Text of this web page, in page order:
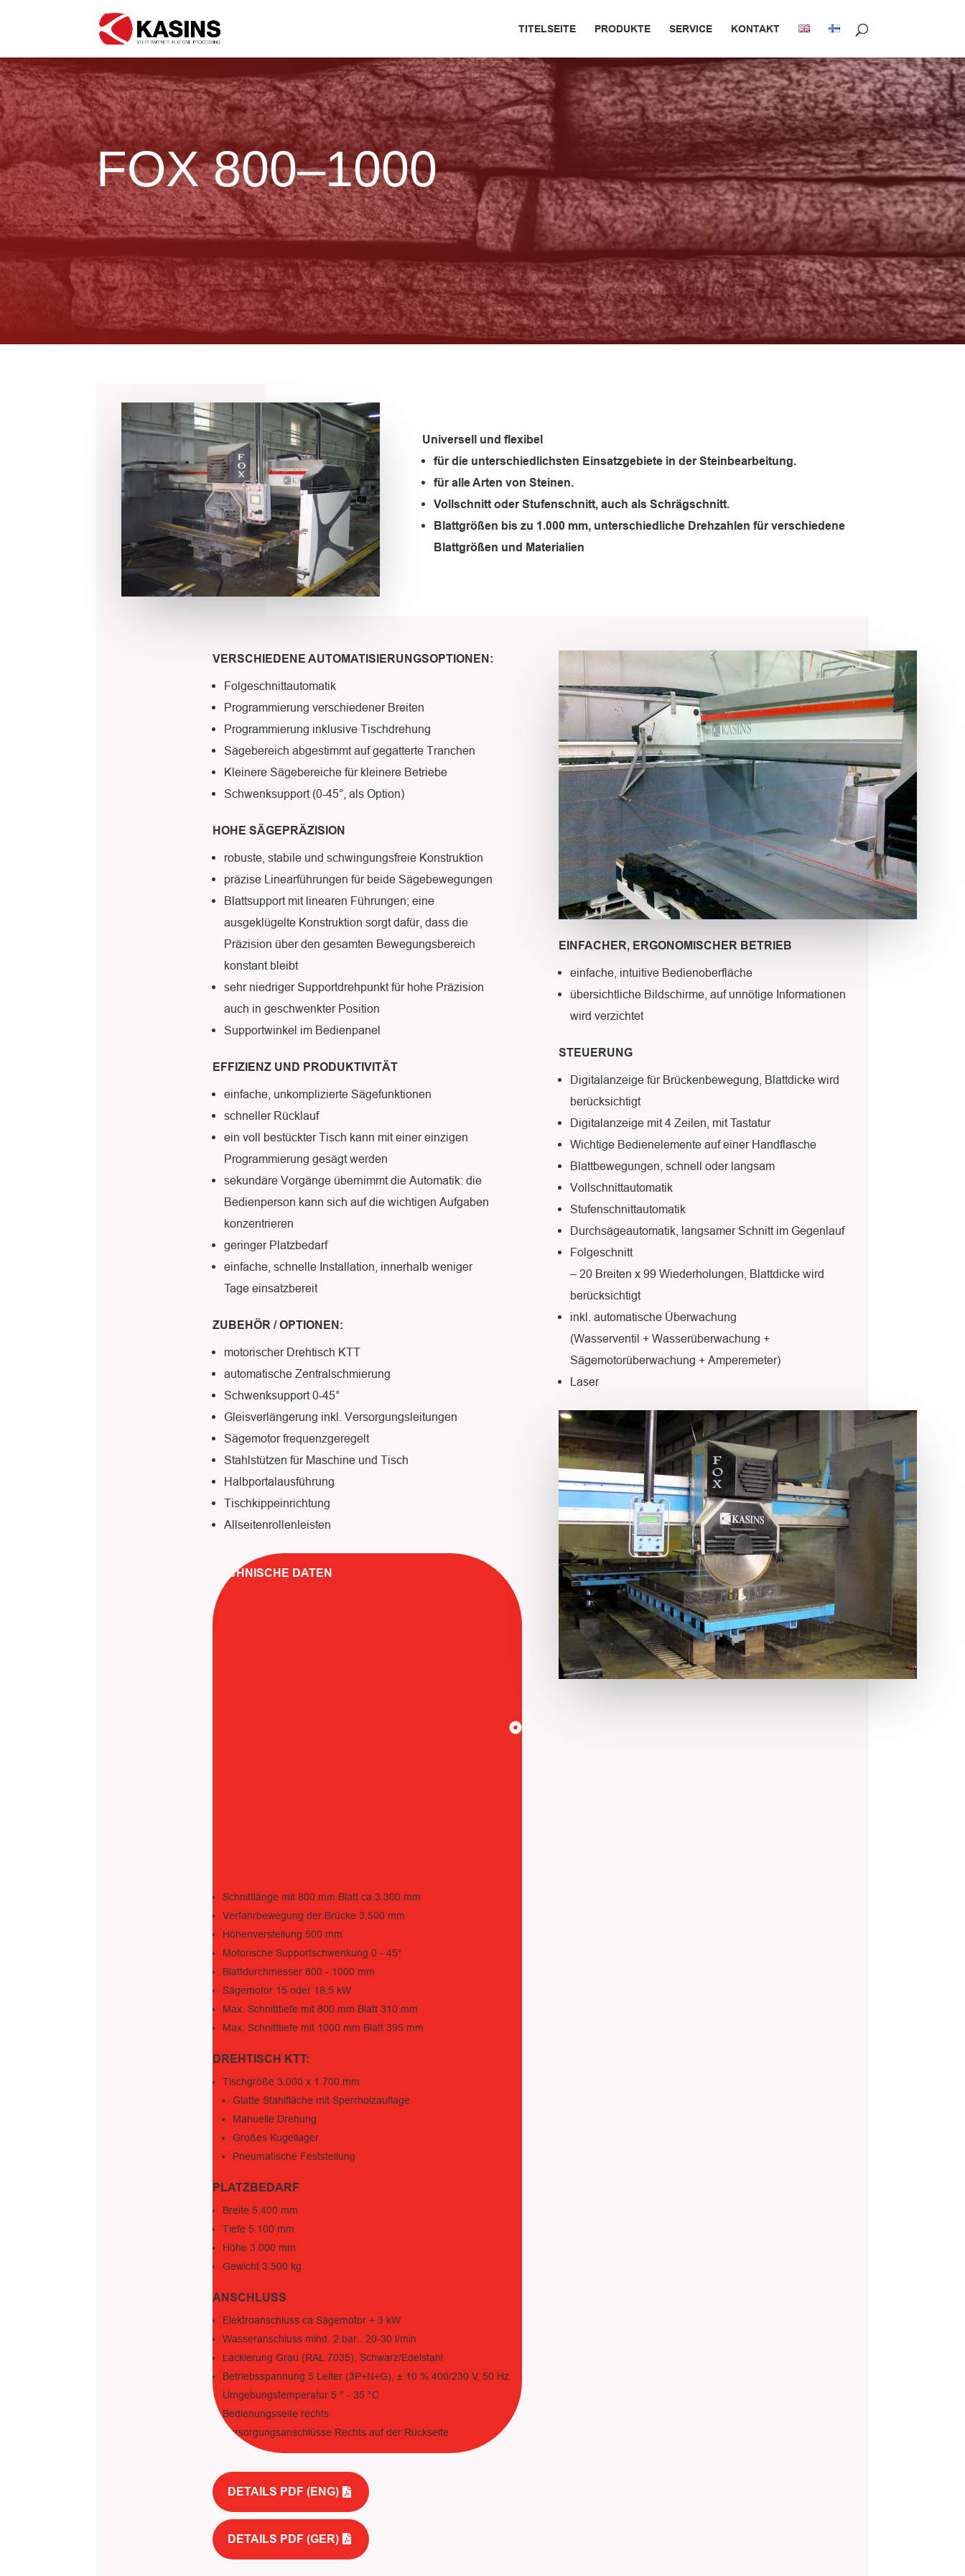
TITELSEITE PRODUKTE SERVICE KONTAKT
FOX 800–1000
Universell und flexibel
für die unterschiedlichsten Einsatzgebiete in der Steinbearbeitung.
für alle Arten von Steinen.
Vollschnitt oder Stufenschnitt, auch als Schrägschnitt.
Blattgrößen bis zu 1.000 mm, unterschiedliche Drehzahlen für verschiedene
Blattgrößen und Materialien
VERSCHIEDENE AUTOMATISIERUNGSOPTIONEN:
Folgeschnittautomatik
Programmierung verschiedener Breiten
Programmierung inklusive Tischdrehung
Sägebereich abgestimmt auf gegatterte Tranchen
Kleinere Sägebereiche für kleinere Betriebe
Schwenksupport (0-45°, als Option)
HOHE SÄGEPRÄZISION
robuste, stabile und schwingungsfreie Konstruktion
präzise Linearführungen für beide Sägebewegungen
Blattsupport mit linearen Führungen; eine
ausgeklügelte Konstruktion sorgt dafür, dass die
Präzision über den gesamten Bewegungsbereich
konstant bleibt
sehr niedriger Supportdrehpunkt für hohe Präzision
auch in geschwenkter Position
Supportwinkel im Bedienpanel
EFFIZIENZ UND PRODUKTIVITÄT
einfache, unkomplizierte Sägefunktionen
schneller Rücklauf
ein voll bestückter Tisch kann mit einer einzigen
Programmierung gesägt werden
sekundäre Vorgänge übernimmt die Automatik: die
Bedienperson kann sich auf die wichtigen Aufgaben
konzentrieren
geringer Platzbedarf
einfache, schnelle Installation, innerhalb weniger
Tage einsatzbereit
ZUBEHÖR / OPTIONEN:
motorischer Drehtisch KTT
automatische Zentralschmierung
Schwenksupport 0-45°
Gleisverlängerung inkl. Versorgungsleitungen
Sägemotor frequenzgeregelt
Stahlstützen für Maschine und Tisch
Halbportalausführung
Tischkippeinrichtung
Allseitenrollenleisten
TECHNISCHE DATEN
Schnittlänge mit 800 mm Blatt ca.3.300 mm
Verfahrbewegung der Brücke 3.500 mm
Höhenverstellung 500 mm
Motorische Supportschwenkung 0 - 45°
Blattdurchmesser 800 - 1000 mm
Sägemotor 15 oder 18,5 kW
Max. Schnitttiefe mit 800 mm Blatt 310 mm
Max. Schnitttiefe mit 1000 mm Blatt 395 mm
DREHTISCH KTT:
Tischgröße 3.000 x 1.700 mm
Glatte Stahlfläche mit Sperrholzauflage
Manuelle Drehung
Großes Kugellager
Pneumatische Feststellung
PLATZBEDARF
Breite 5.400 mm
Tiefe 5.100 mm
Höhe 3.000 mm
Gewicht 3.500 kg
ANSCHLUSS
Elektroanschluss ca Sägemotor + 3 kW
Wasseranschluss mind. 2 bar.. 20-30 l/min
Lackierung Grau (RAL 7035), Schwarz/Edelstahl
Betriebsspannung 5 Leiter (3P+N+G), ± 10 % 400/230 V, 50 Hz
Umgebungstemperatur 5 ° - 35 °C
Bedienungsseite rechts
Versorgungsanschlüsse Rechts auf der Rückseite
DETAILS PDF (ENG)
DETAILS PDF (GER)
EINFACHER, ERGONOMISCHER BETRIEB
einfache, intuitive Bedienoberfläche
übersichtliche Bildschirme, auf unnötige Informationen
wird verzichtet
STEUERUNG
Digitalanzeige für Brückenbewegung, Blattdicke wird
berücksichtigt
Digitalanzeige mit 4 Zeilen, mit Tastatur
Wichtige Bedienelemente auf einer Handflasche
Blattbewegungen, schnell oder langsam
Vollschnittautomatik
Stufenschnittautomatik
Durchsägeautomatik, langsamer Schnitt im Gegenlauf
Folgeschnitt
– 20 Breiten x 99 Wiederholungen, Blattdicke wird
berücksichtigt
inkl. automatische Überwachung
(Wasserventil + Wasserüberwachung +
Sägemotorüberwachung + Amperemeter)
Laser